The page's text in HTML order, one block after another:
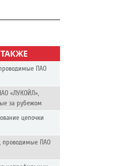
ПАО
«ЛУКОЙЛ»,
за рубежом
цепочки
проводимые ПАО